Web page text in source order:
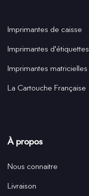
Imprimantes de caisse
Imprimantes d'étiquettes
Imprimantes matricielles
La Cartouche Française
À propos
Nous connaitre
Livraison